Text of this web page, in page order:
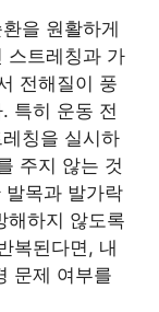
을 원활하게
스트레칭과 가
전해질이 풍
특히 운동 전
칭을 실시하
주지 않는 것
발목과 발가락
해하지 않도록
복된다면, 내
문제 여부를